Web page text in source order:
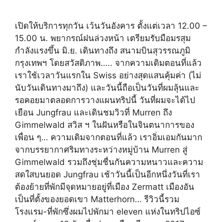
เปิดให้บริการทุกวัน เว้นวันอังคาร ตั้งแต่เวลา 12.00 –
15.00 น. พยากรณ์ฝนล่วงหน้า เตรียมรับมือมรสุม
กำลังแรงขึ้น มิ.ย. เดินทางถึง สนามบินสุวรรณภูมิ
กรุงเทพฯ โดยสวัสดิภาพ….. จากความเดิมตอนที่แล้ว
เราใช้เวลาวันแรกใน Swiss อย่างสุดแสนคุ้มค่า (ไม่
นับวันเดินทางมาถึง) และวันนี้ถือเป็นวันที่ผมลุ้นและ
รอคอยมาตลอดการวางแผนทริปนี้ วันที่ผมจะได้ไป
เยือน Jungfrau และเดินชมวิวที่ Murren ถึง
Gimmelwald สวิส ฯ ในฝันหรือในจินตนาการของ
เพื่อน ๆ… ความเดิมจากตอนที่แล้ว เราอิ่มเอมกันมาก
จากบรรยากาศริมทางระหว่างหมู่บ้าน Murren สู่
Gimmelwald รวมถึงชุ่มชื่นกันความหนาวและความ
สดใสบนยอด Jungfrau เช้าวันนี้เป็นอีกหนึ่งวันที่เรา
ต้องย้ายที่พักมีจุดหมายอยู่ที่เมือง Zermatt เมืองอัน
เป็นที่ตั้งของยอดเขา Matterhorn… รีวิวนี้รวม
โรงแรม-ที่พักซึ่งผมไปพักมา eleven แห่งในทริปไอซ์